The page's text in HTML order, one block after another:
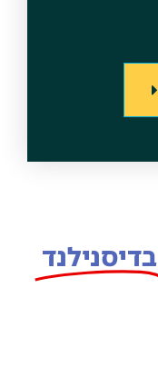
בדיסנילנד